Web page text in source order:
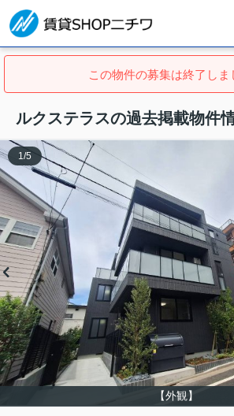
この物件の募集は終了しま
ルクステラスの過去掲載物件
【外観】
1 /5